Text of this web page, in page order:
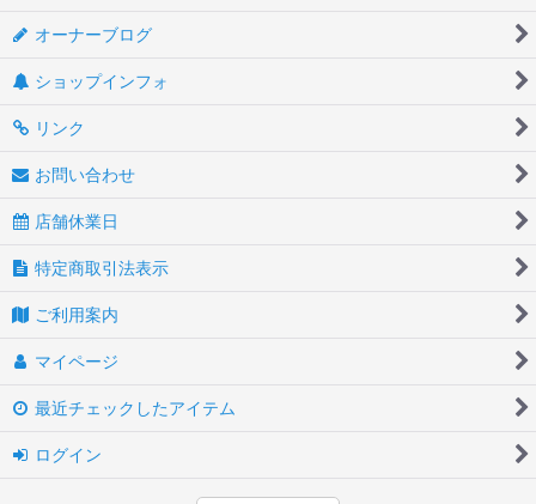
オーナーブログ
ショップインフォ
リンク
お問い合わせ
店舗休業日
特定商取引法表示
ご利用案内
マイページ
最近チェックしたアイテム
ログイン